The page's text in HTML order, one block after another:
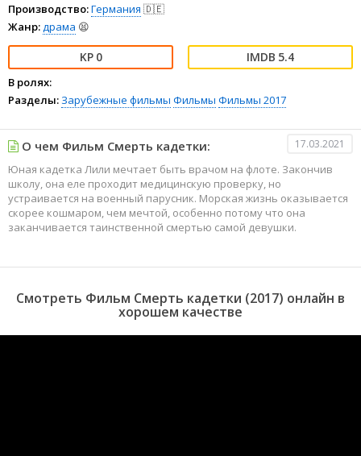
Производство:Германия 🇩🇪
Жанр:драма 😫
0 5.4
В ролях:
Разделы: Зарубежные фильмы Фильмы Фильмы 2017
О чем Фильм Смерть кадетки: 17.03.2021
Юная кадетка Лили мечтает быть врачом на флоте. Закончив
школу, она еле проходит медицинскую проверку, но
устраивается на военный парусник. Морская жизнь оказывается
скорее кошмаром, чем мечтой, особенно потому что она
заканчивается таинственной смертью самой девушки.
Смотреть Фильм Смерть кадетки (2017) онлайн в
хорошем качестве